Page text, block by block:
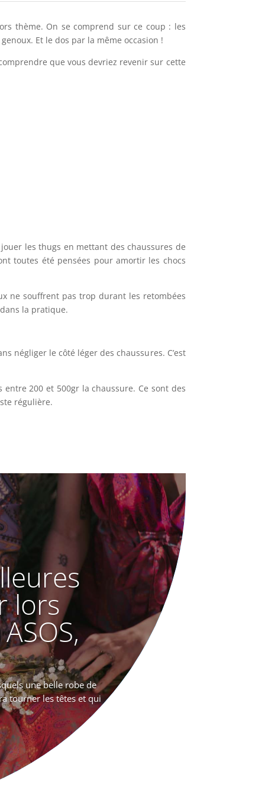
thème. On se comprend sur ce coup : les
Et le dos par la même occasion !
que vous devriez revenir sur cette
les thugs en mettant des chaussures de
toutes été pensées pour amortir les chocs
ne souffrent pas trop durant les retombées
la pratique.
négliger le côté léger des chaussures. C’est
200 et 500gr la chaussure. Ce sont des
régulière.
lors
une belle robe de
tourner les têtes et qui